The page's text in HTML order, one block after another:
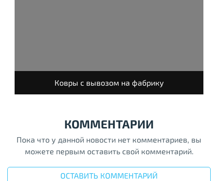
Ковры с вывозом на фабрику
КОММЕНТАРИИ
Пока что у данной новости нет комментариев, вы
можете первым оставить свой комментарий.
ОСТАВИТЬ КОММЕНТАРИЙ